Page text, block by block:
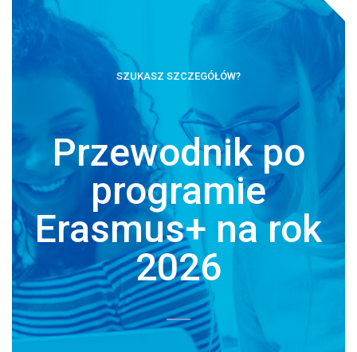
SZUKASZ SZCZEGÓŁÓW?
Przewodnik po
programie
Erasmus+ na rok
2026